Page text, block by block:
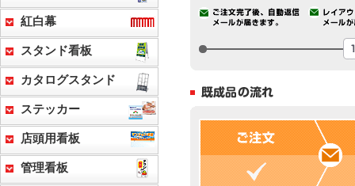
紅白幕
スタンド看板
カタログスタンド
ステッカー
店頭用看板
管理看板